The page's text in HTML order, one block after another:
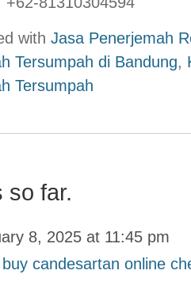
with Jasa Penerjemah
Tersumpah di Bandung,
Tersumpah
so far.
8, 2025 at 11:45 pm
buy candesartan online